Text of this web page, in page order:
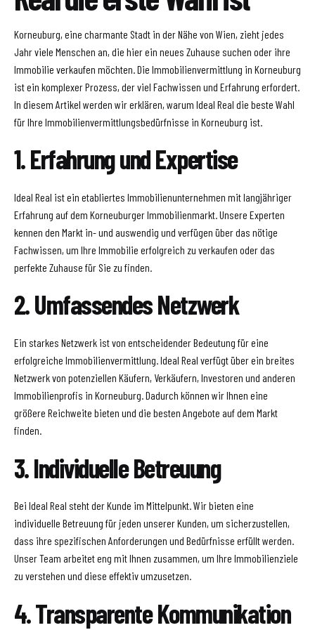
Korneuburg, eine charmante Stadt in der Nähe von Wien, zieht jedes
Jahr viele Menschen an, die hier ein neues Zuhause suchen oder ihre
Immobilie verkaufen möchten. Die Immobilienvermittlung in Korneuburg
ist ein komplexer Prozess, der viel Fachwissen und Erfahrung erfordert.
In diesem Artikel werden wir erklären, warum Ideal Real die beste Wahl
für Ihre Immobilienvermittlungsbedürfnisse in Korneuburg ist.
1. Erfahrung und Expertise
Ideal Real ist ein etabliertes Immobilienunternehmen mit langjähriger
Erfahrung auf dem Korneuburger Immobilienmarkt. Unsere Experten
kennen den Markt in- und auswendig und verfügen über das nötige
Fachwissen, um Ihre Immobilie erfolgreich zu verkaufen oder das
perfekte Zuhause für Sie zu finden.
2. Umfassendes Netzwerk
Ein starkes Netzwerk ist von entscheidender Bedeutung für eine
erfolgreiche Immobilienvermittlung. Ideal Real verfügt über ein breites
Netzwerk von potenziellen Käufern, Verkäufern, Investoren und anderen
Immobilienprofis in Korneuburg. Dadurch können wir Ihnen eine
größere Reichweite bieten und die besten Angebote auf dem Markt
finden.
3. Individuelle Betreuung
Bei Ideal Real steht der Kunde im Mittelpunkt. Wir bieten eine
individuelle Betreuung für jeden unserer Kunden, um sicherzustellen,
dass ihre spezifischen Anforderungen und Bedürfnisse erfüllt werden.
Unser Team arbeitet eng mit Ihnen zusammen, um Ihre Immobilienziele
zu verstehen und diese effektiv umzusetzen.
4. Transparente Kommunikation